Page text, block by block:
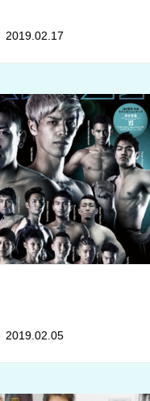
2019.02.17
2019.02.05